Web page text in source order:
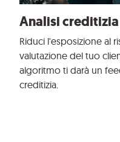
Analisi creditizia
Riduci l'esposizione al
valutazione del tuo
algoritmo ti darà un
creditizia.